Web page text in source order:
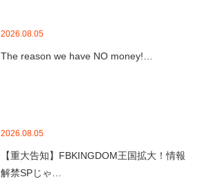
2026.08.05
The reason we have NO money!…
2026.08.05
【重大告知】FBKINGDOM王国拡大！情報
解禁SPじゃ…